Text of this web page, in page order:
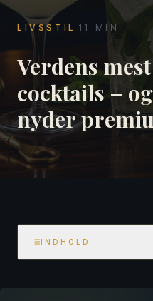
LIVSSTIL ·11 MIN
Verdens
cocktails –
nyder
INDHOLD